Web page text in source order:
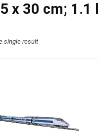
x 30 cm; 1.1
single result